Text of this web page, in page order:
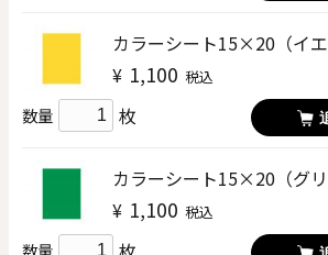
カラーシート15×20（イエ
¥ 1,100 税込
数量 枚
カラーシート15×20（グリ
¥ 1,100 税込